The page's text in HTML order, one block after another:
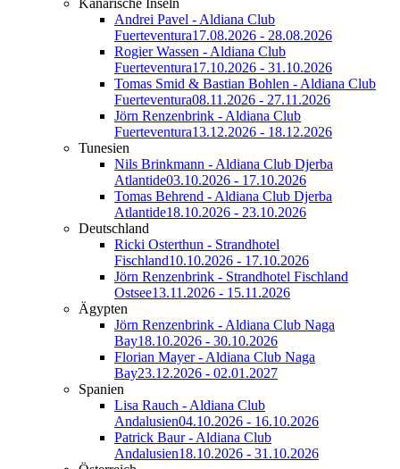
Kanarische Inseln
Andrei Pavel - Aldiana Club
Fuerteventura17.08.2026 - 28.08.2026
Rogier Wassen - Aldiana Club
Fuerteventura17.10.2026 - 31.10.2026
Tomas Smid & Bastian Bohlen - Aldiana Club
Fuerteventura08.11.2026 - 27.11.2026
Jörn Renzenbrink - Aldiana Club
Fuerteventura13.12.2026 - 18.12.2026
Tunesien
Nils Brinkmann - Aldiana Club Djerba
Atlantide03.10.2026 - 17.10.2026
Tomas Behrend - Aldiana Club Djerba
Atlantide18.10.2026 - 23.10.2026
Deutschland
Ricki Osterthun - Strandhotel
Fischland10.10.2026 - 17.10.2026
Jörn Renzenbrink - Strandhotel Fischland
Ostsee13.11.2026 - 15.11.2026
Ägypten
Jörn Renzenbrink - Aldiana Club Naga
Bay18.10.2026 - 30.10.2026
Florian Mayer - Aldiana Club Naga
Bay23.12.2026 - 02.01.2027
Spanien
Lisa Rauch - Aldiana Club
Andalusien04.10.2026 - 16.10.2026
Patrick Baur - Aldiana Club
Andalusien18.10.2026 - 31.10.2026